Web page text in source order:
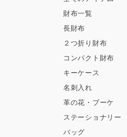
財布一覧
長財布
２つ折り財布
コンパクト財布
キーケース
名刺入れ
革の花・ブーケ
ステーショナリー
バッグ